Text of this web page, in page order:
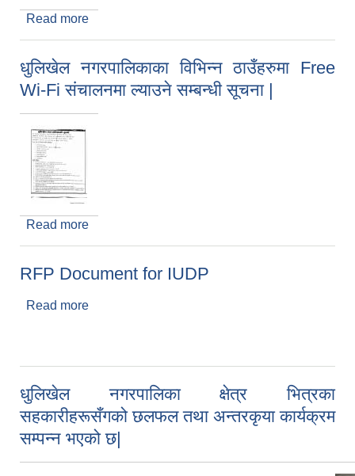
Read more
धुलिखेल नगरपालिकाका विभिन्न ठाउँहरुमा Free
Wi-Fi संचालनमा ल्याउने सम्बन्धी सूचना |
Read more
RFP Document for IUDP
Read more
धुलिखेल नगरपालिका क्षेत्र भित्रका
सहकारीहरूसँगको छलफल तथा अन्तरकृया कार्यक्रम
सम्पन्न भएको छ|